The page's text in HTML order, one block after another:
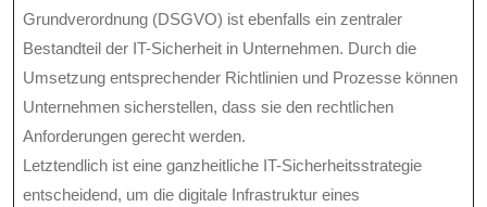
Grundverordnung (DSGVO) ist ebenfalls ein zentraler
Bestandteil der IT-Sicherheit in Unternehmen. Durch die
Umsetzung entsprechender Richtlinien und Prozesse können
Unternehmen sicherstellen, dass sie den rechtlichen
Anforderungen gerecht werden.
Letztendlich ist eine ganzheitliche IT-Sicherheitsstrategie
entscheidend, um die digitale Infrastruktur eines